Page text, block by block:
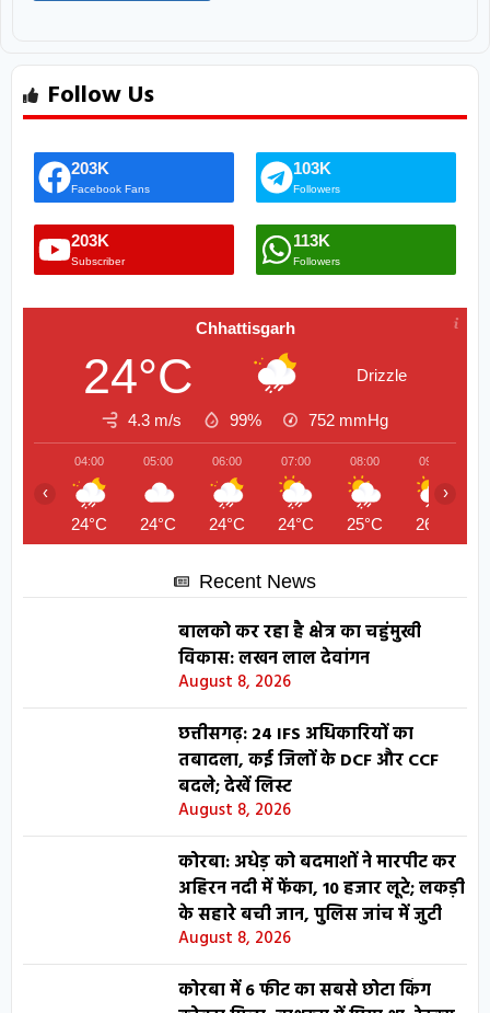
Follow Us
203K
Facebook Fans
103K
Followers
203K
Subscriber
113K
Followers
Chhattisgarh
24°C Drizzle
4.3 m/s 99% 752 mmHg
04:00
24°C
05:00
24°C
06:00
24°C
07:00
24°C
08:00
25°C
09:00
26°C
‹ ›
Recent News
बालको कर रहा है क्षेत्र का चहुंमुखी
विकास: लखन लाल देवांगन
August 8, 2026
छत्तीसगढ़: 24 IFS अधिकारियों का
तबादला, कई जिलों के DCF और CCF
बदले; देखें लिस्ट
August 8, 2026
कोरबा: अधेड़ को बदमाशों ने मारपीट कर
अहिरन नदी में फेंका, 10 हजार लूटे; लकड़ी
के सहारे बची जान, पुलिस जांच में जुटी
August 8, 2026
कोरबा में 6 फीट का सबसे छोटा किंग